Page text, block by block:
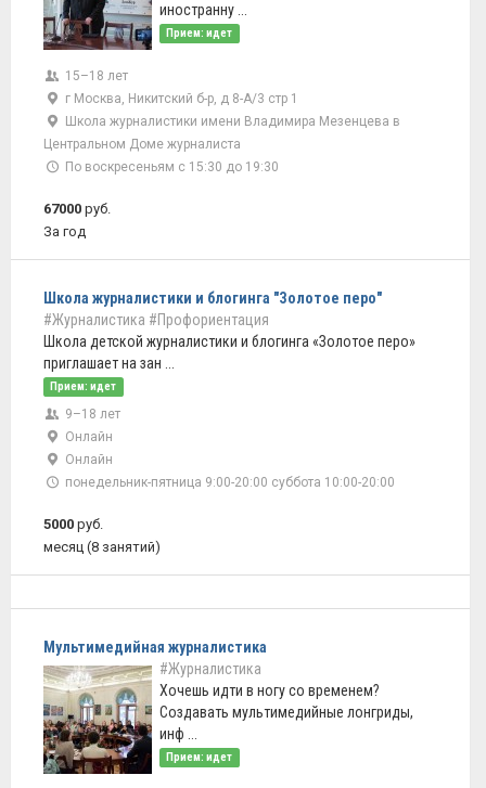
иностранну ...
Прием: идет
15–18 лет
г Москва, Никитский б-р, д 8-А/3 стр 1
Школа журналистики имени Владимира Мезенцева в
Центральном Доме журналиста
По воскресеньям с 15:30 до 19:30
67000 руб.
За год
Школа журналистики и блогинга "Золотое перо"
#Журналистика #Профориентация
Школа детской журналистики и блогинга «Золотое перо»
приглашает на зан ...
Прием: идет
9–18 лет
Онлайн
Онлайн
понедельник-пятница 9:00-20:00 суббота 10:00-20:00
5000 руб.
месяц (8 занятий)
Мультимедийная журналистика
#Журналистика
Хочешь идти в ногу со временем?
Создавать мультимедийные лонгриды,
инф ...
Прием: идет